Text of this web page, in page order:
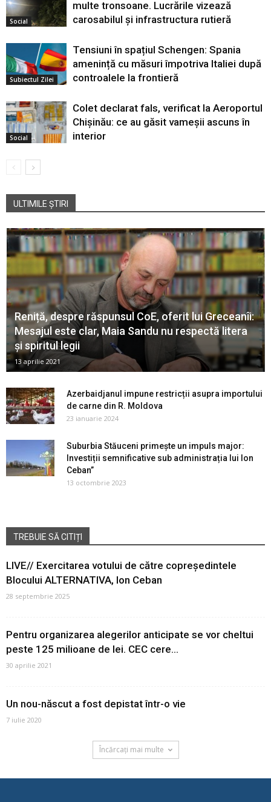
Social
multe tronsoane. Lucrările vizează
carosabilul și infrastructura rutieră
Subiectul Zilei
Tensiuni în spațiul Schengen: Spania
amenință cu măsuri împotriva Italiei după
controalele la frontieră
Social
Colet declarat fals, verificat la Aeroportul
Chișinău: ce au găsit vameșii ascuns în
interior
ULTIMILE ȘTIRI
Reniță, despre răspunsul CoE, oferit lui Greceanîi:
Mesajul este clar, Maia Sandu nu respectă litera
și spiritul legii
13 aprilie 2021
Azerbaidjanul impune restricții asupra importului
de carne din R. Moldova
23 ianuarie 2024
Suburbia Stăuceni primește un impuls major:
Investiții semnificative sub administrația lui Ion
Ceban”
13 octombrie 2023
TREBUIE SĂ CITIȚI
LIVE// Exercitarea votului de către copreședintele
Blocului ALTERNATIVA, Ion Ceban
28 septembrie 2025
Pentru organizarea alegerilor anticipate se vor cheltui
peste 125 milioane de lei. CEC cere...
30 aprilie 2021
Un nou-născut a fost depistat într-o vie
7 iulie 2020
Încărcați mai multe